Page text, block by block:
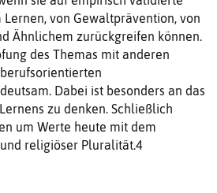
von Gewaltprävention, von
Ähnlichem zurückgreifen können.
des Themas mit anderen
Dabei ist besonders an das
zu denken. Schließlich
um Werte heute mit dem
religiöser Pluralität.4